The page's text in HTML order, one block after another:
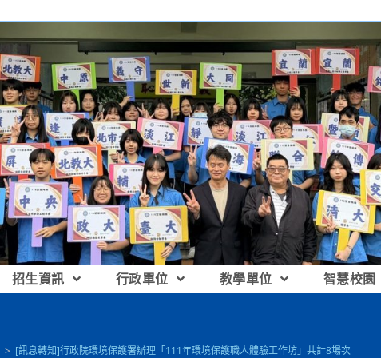
招生資訊 行政單位 教學單位 智慧校園
> [訊息轉知]行政院環境保護署辦理「111年環境保護職人體驗工作坊」共計8場次